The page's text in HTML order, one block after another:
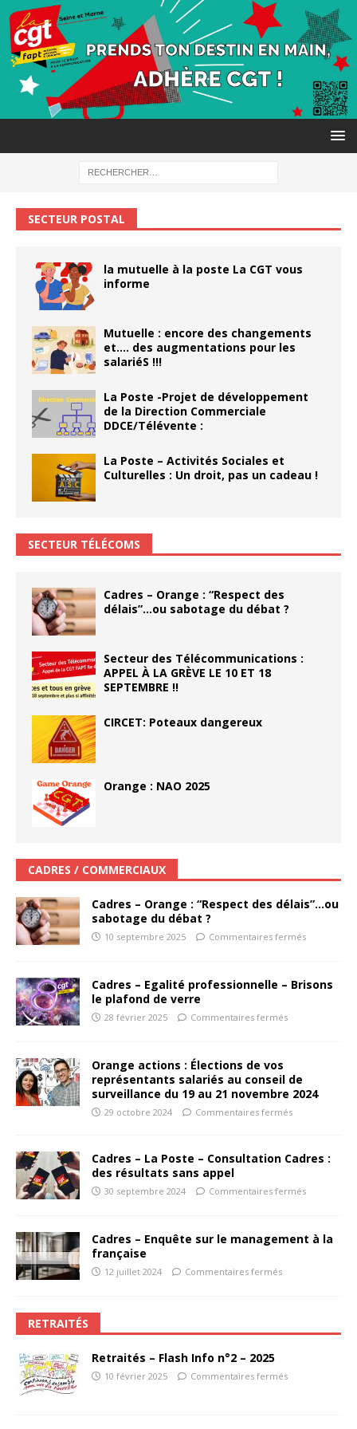
SECTEUR POSTAL
la mutuelle à la poste La CGT vous
informe
Mutuelle : encore des changements
et…. des augmentations pour les
salariéS !!!
La Poste -Projet de développement
de la Direction Commerciale
DDCE/Télévente :
La Poste – Activités Sociales et
Culturelles : Un droit, pas un cadeau !
SECTEUR TÉLÉCOMS
Cadres – Orange : “Respect des
délais”…ou sabotage du débat ?
Secteur des Télécommunications :
APPEL À LA GRÈVE LE 10 ET 18
SEPTEMBRE !!
CIRCET: Poteaux dangereux
Orange : NAO 2025
CADRES / COMMERCIAUX
Cadres – Orange : “Respect des délais”…ou
sabotage du débat ?
10 septembre 2025 Commentaires fermés
Cadres – Egalité professionnelle – Brisons
le plafond de verre
28 février 2025 Commentaires fermés
Orange actions : Élections de vos
représentants salariés au conseil de
surveillance du 19 au 21 novembre 2024
29 octobre 2024 Commentaires fermés
Cadres – La Poste – Consultation Cadres :
des résultats sans appel
30 septembre 2024 Commentaires fermés
Cadres – Enquête sur le management à la
française
12 juillet 2024 Commentaires fermés
RETRAITÉS
Retraités – Flash Info n°2 – 2025
10 février 2025 Commentaires fermés